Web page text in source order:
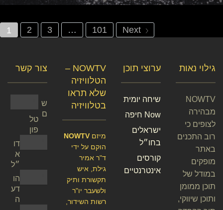
… 101 Next
צור קשר
ש
טל
פון
דו
א
״ל
הו
דע
NOWTV –
הטלוויזיה
שלא תראו
בטלוויזיה
מיזםNOWTV
הוקם על ידי
ד"ר אמיר
גילת, איש
תקשורת ותיק
ולשעבר יו"ר
רשות השידור,
ערוצי תוכן
שיחה יומית
Now חיפה
ישראלים
בחו״ל
קורסים
אינטרנטיים
גילוי נאות
NOWTV
מבהירה
לצופים כי
רוב התכנים
באתר
מופקים
במודל של
תוכן ממומן
ותוכן שיווקי,